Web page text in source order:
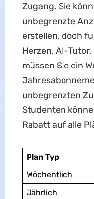
Zugang. Sie
unbegrenzte
erstellen, doch
Herzen, AI-
müssen Sie ein
unbegrenzten
Studenten
Rabatt auf alle
Plan Typ
Wöchentlich
Jährlich